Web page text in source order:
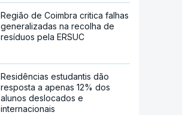
Região de Coimbra critica falhas
generalizadas na recolha de
resíduos pela ERSUC
Residências estudantis dão
resposta a apenas 12% dos
alunos deslocados e
internacionais